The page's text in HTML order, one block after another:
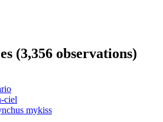
(3,356 observations)
mykiss